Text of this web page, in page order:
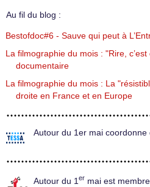
Au fil du blog :
Bestofdoc#6 - Sauve qui peut à
La filmographie du mois : "Rire,
documentaire
La filmographie du mois : La
droite en France et en Europe
Autour du 1er mai coordonne
Autour du 1 er mai est